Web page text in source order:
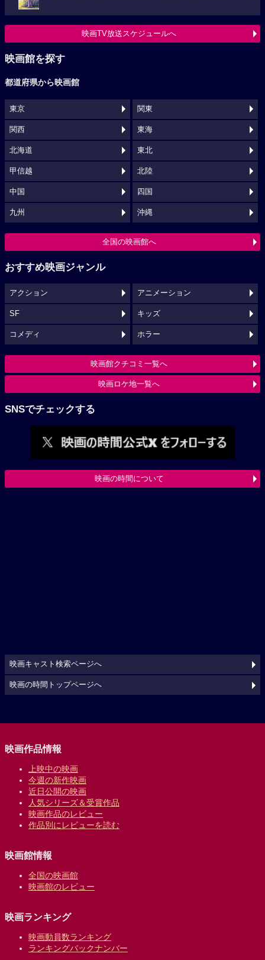
映画TV放送スケジュールへ
映画館を探す
都道府県から映画館
東京 関東
関西 東海
北海道 東北
甲信越 北陸
中国 四国
九州 沖縄
全国の映画館へ
おすすめ映画ジャンル
アクション アニメーション
SF キッズ
コメディ ホラー
映画館クチコミ一覧へ
映画ロケ地一覧へ
SNSでチェックする
映画の時間について
映画キャスト検索ページへ
映画の時間トップページへ
映画作品情報
上映中の映画
今週の新作映画
近日公開の映画
人気シリーズ＆受賞作品
映画作品のレビュー
作品別にレビューを読む
映画館情報
全国の映画館
映画館のレビュー
映画ランキング
映画動員数ランキング
ランキングバックナンバー